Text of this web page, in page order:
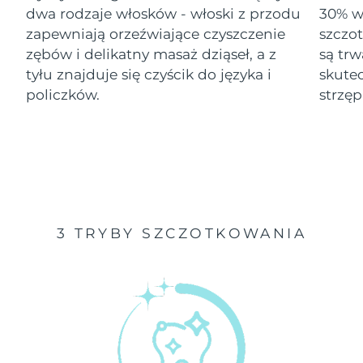
dwa rodzaje włosków - włoski z przodu
zapewniają orzeźwiające czyszczenie
zębów i delikatny masaż dziąseł, a z
tyłu znajduje się czyścik do języka i
policzków.
30%
są
3 TRYBY SZCZOTKOWANIA
Izrael
Oczekiwany czas dostawy
Włochy
Oczekiwany czas dostawy
8/10/26
Kazachstan
8/12/26
Oczekiwany czas dostawy